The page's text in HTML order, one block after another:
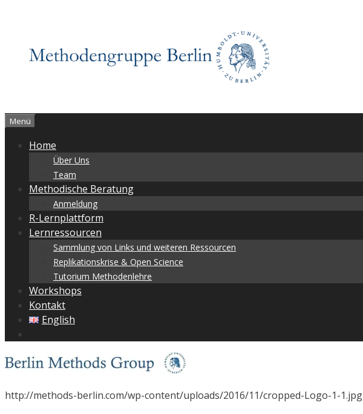
Menü
Home
Über Uns
Team
Methodische Beratung
Anmeldung
R-Lernplattform
Lernressourcen
Sammlung von Links und weiteren Ressourcen
Replikationskrise & Open Science
Tutorium Methodenlehre
Workshops
Kontakt
English
http://methods-berlin.com/wp-content/uploads/2016/11/cropped-Logo-1-1.jpg